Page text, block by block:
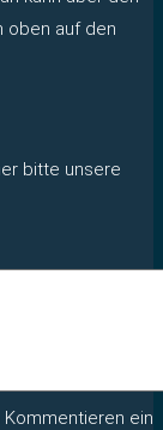
oben auf den
bitte unsere
ein